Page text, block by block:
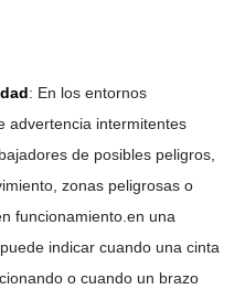
: En los entornos
advertencia intermitentes
de posibles peligros,
zonas peligrosas o
funcionamiento.en una
indicar cuando una cinta
o cuando un brazo